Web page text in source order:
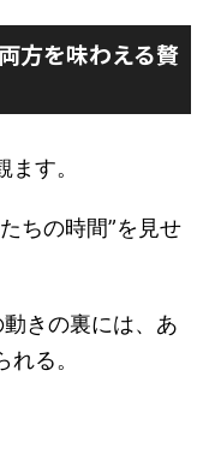
方を味わえる贅
す。
ちの時間”を見せ
きの裏には、あ
る。